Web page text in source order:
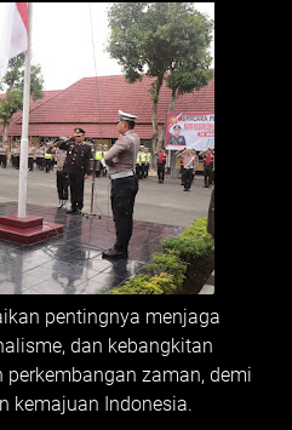
pentingnya menjaga
dan kebangkitan
zaman, demi
kemajuan Indonesia.